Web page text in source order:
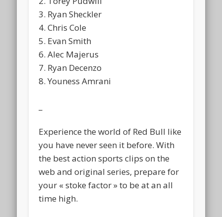
3. Ryan Sheckler
4. Chris Cole
5. Evan Smith
6. Alec Majerus
7. Ryan Decenzo
8. Youness Amrani
Experience the world of Red Bull like
you have never seen it before. With
the best action sports clips on the
web and original series, prepare for
your « stoke factor » to be at an all
time high.